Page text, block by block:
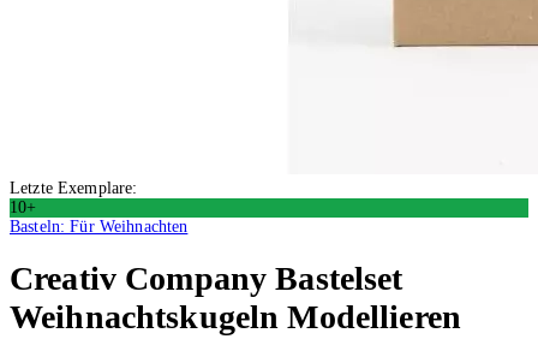
Letzte Exemplare:
10+
Basteln: Für Weihnachten
Creativ Company Bastelset
Weihnachtskugeln Modellieren